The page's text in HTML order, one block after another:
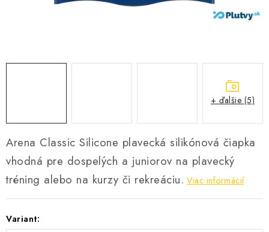
Arena Classic Silicone plavecká silikónová čiapka
vhodná pre dospelých a juniorov na plavecký
tréning alebo na kurzy či rekreáciu. Viac informácií
Variant:
+ ďalšie (5)